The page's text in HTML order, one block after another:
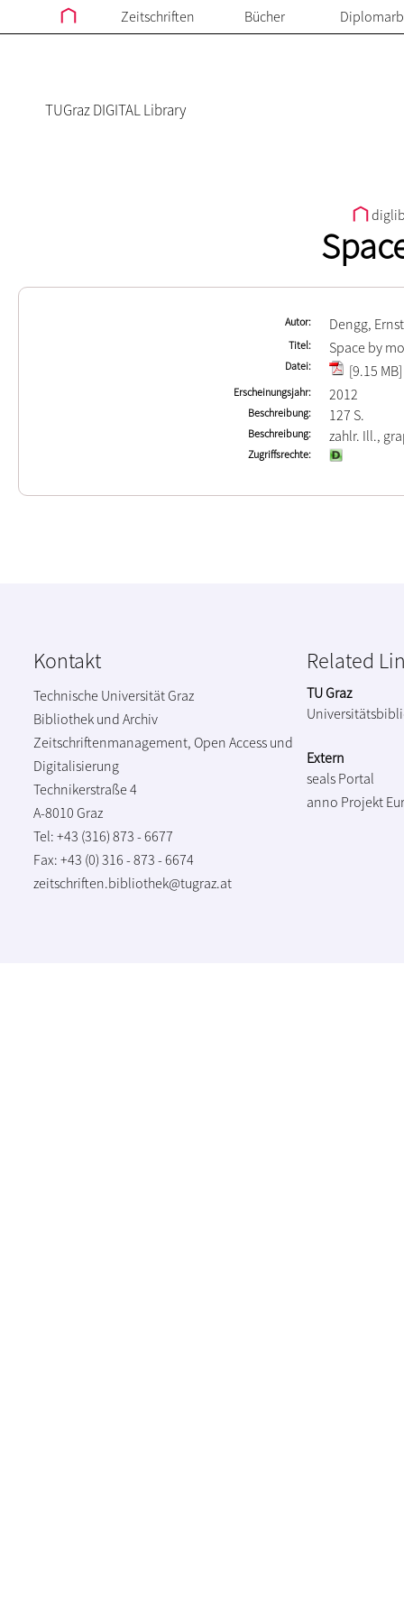
Zeitschriften Bücher
TUGraz DIGITAL Library
Autor Dengg,
Titel Space by
Datei [9.15 MB]
Erscheinungsjahr 2012
Beschreibung 127 S.
Beschreibung zahlr. Ill.,
Zugriffsrechte
Kontakt
Technische Universität Graz
Bibliothek und Archiv
Zeitschriftenmanagement, Open Access und
Digitalisierung
Technikerstraße 4
A-8010 Graz
Tel: +43 (316) 873 - 6677
Fax: +43 (0) 316 - 873 - 6674
zeitschriften.bibliothek@tugraz.at
Related
TU Graz
Extern
seals Portal
anno Projekt